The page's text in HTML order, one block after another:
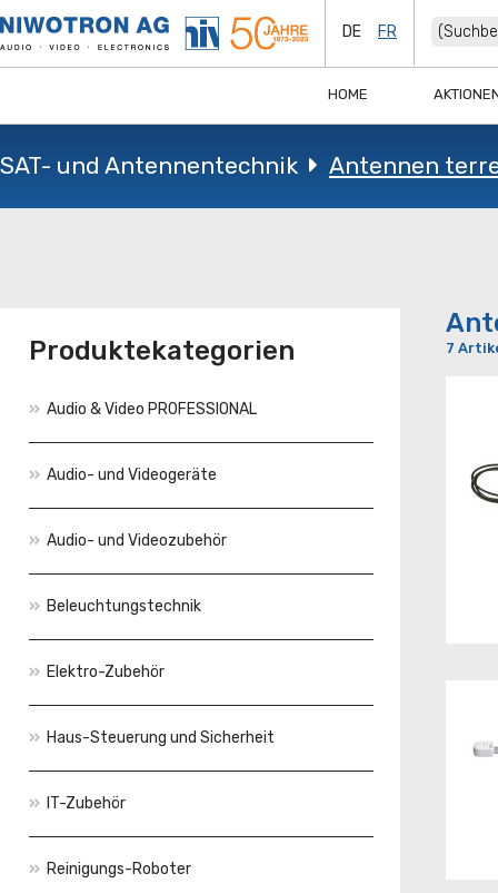
DE FR
HOME
SAT- und Antennentechnik Antennen
Produktekategorien
Audio & Video PROFESSIONAL
Audio- und Videogeräte
Audio- und Videozubehör
Beleuchtungstechnik
Elektro-Zubehör
Haus-Steuerung und Sicherheit
IT-Zubehör
Reinigungs-Roboter
7